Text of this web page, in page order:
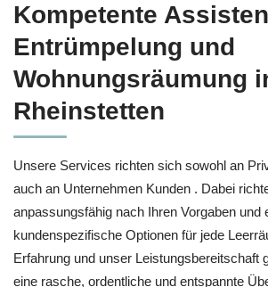
Kompetente
Entrümpelung und
Wohnungsräumung
Rheinstetten
Unsere Services richten sich sowohl an
auch an Unternehmen Kunden . Dabei
anpassungsfähig nach Ihren Vorgaben und
kundenspezifische Optionen für jede
Erfahrung und unser Leistungsbereitschaft
eine rasche, ordentliche und entspannte